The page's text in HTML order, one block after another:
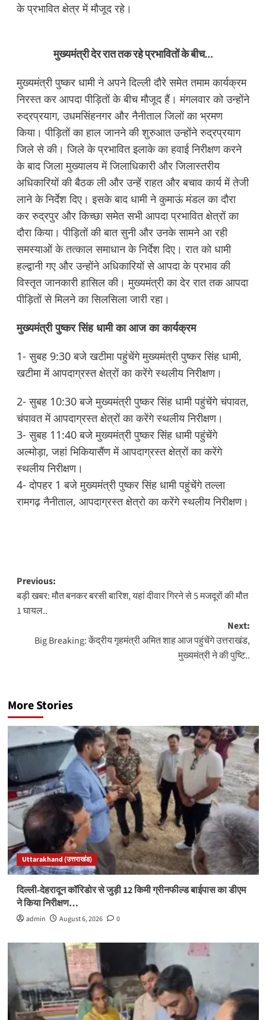
के प्रभावित क्षेत्र में मौजूद रहे।
मुख्यमंत्री देर रात तक रहे प्रभावितों के बीच…
मुख्यमंत्री पुष्कर धामी ने अपने दिल्ली दौरे समेत तमाम कार्यक्रम
निरस्त कर आपदा पीड़ितों के बीच मौजूद हैं। मंगलवार को उन्होंने
रुद्रप्रयाग, उधमसिंहनगर और नैनीताल जिलों का भ्रमण
किया। पीड़ितों का हाल जानने की शुरुआत उन्होंने रुद्रप्रयाग
जिले से की। जिले के प्रभावित इलाके का हवाई निरीक्षण करने
के बाद जिला मुख्यालय में जिलाधिकारी और जिलास्तरीय
अधिकारियों की बैठक ली और उन्हें राहत और बचाव कार्य में तेजी
लाने के निर्देश दिए। इसके बाद धामी ने कुमाऊं मंडल का दौरा
कर रुद्रपुर और किच्छा समेत सभी आपदा प्रभावित क्षेत्रों का
दौरा किया। पीड़ितों की बात सुनी और उनके सामने आ रही
समस्याओं के तत्काल समाधान के निर्देश दिए। रात को धामी
हल्द्वानी गए और उन्होंने अधिकारियों से आपदा के प्रभाव की
विस्तृत जानकारी हासिल की। मुख्यमंत्री का देर रात तक आपदा
पीड़ितों से मिलने का सिलसिला जारी रहा।
मुख्यमंत्री पुष्कर सिंह धामी का आज का कार्यक्रम
1- सुबह 9:30 बजे खटीमा पहुंचेंगे मुख्यमंत्री पुष्कर सिंह धामी,
खटीमा में आपदाग्रस्त क्षेत्रों का करेंगे स्थलीय निरीक्षण।
2- सुबह 10:30 बजे मुख्यमंत्री पुष्कर सिंह धामी पहुंचेंगे चंपावत,
चंपावत में आपदाग्रस्त क्षेत्रों का करेंगे स्थलीय निरीक्षण।
3- सुबह 11:40 बजे मुख्यमंत्री पुष्कर सिंह धामी पहुंचेंगे
अल्मोड़ा, जहां भिकियासैंण में आपदाग्रस्त क्षेत्रों का करेंगे
स्थलीय निरीक्षण।
4- दोपहर 1 बजे मुख्यमंत्री पुष्कर सिंह धामी पहुंचेंगे तल्ला
रामगढ़ नैनीताल, आपदाग्रस्त क्षेत्रो का करेंगे स्थलीय निरीक्षण।
Post
navigation
Previous:
बड़ी खबर: मौत बनकर बरसी बारिश, यहां दीवार गिरने से 5 मजदूरों की मौत
1 घायल..
Next:
Big Breaking: केंद्रीय गृहमंत्री अमित शाह आज पहुंचेंगे उत्तराखंड,
मुख्यमंत्री ने की पुष्टि..
More Stories
Uttarakhand (उत्तराखंड)
दिल्ली-देहरादून कॉरिडोर से जुड़ी 12 किमी ग्रीनफील्ड बाईपास का डीएम
ने किया निरीक्षण…
admin August 6, 2026 0